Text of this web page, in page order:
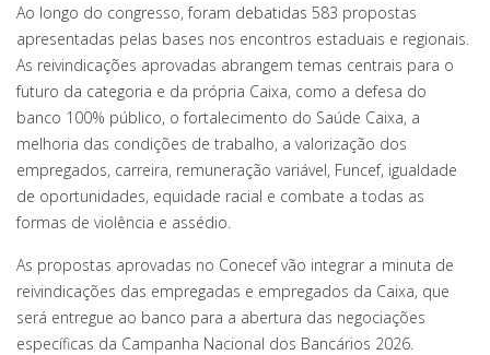
Ao longo do congresso, foram debatidas 583 propostas
apresentadas pelas bases nos encontros estaduais e regionais.
As reivindicações aprovadas abrangem temas centrais para o
futuro da categoria e da própria Caixa, como a defesa do
banco 100% público, o fortalecimento do Saúde Caixa, a
melhoria das condições de trabalho, a valorização dos
empregados, carreira, remuneração variável, Funcef, igualdade
de oportunidades, equidade racial e combate a todas as
formas de violência e assédio.
As propostas aprovadas no Conecef vão integrar a minuta de
reivindicações das empregadas e empregados da Caixa, que
será entregue ao banco para a abertura das negociações
específicas da Campanha Nacional dos Bancários 2026.